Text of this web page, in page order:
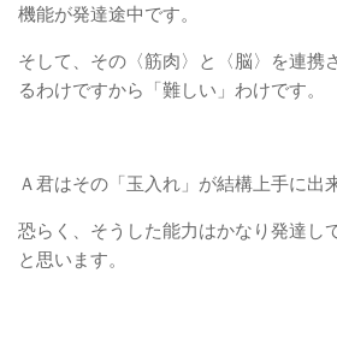
機能が発達途中です。
そして、その〈筋肉〉と〈脳〉を連携
るわけですから「難しい」わけです。
Ａ君はその「玉入れ」が結構上手に出
恐らく、そうした能力はかなり発達し
と思います。